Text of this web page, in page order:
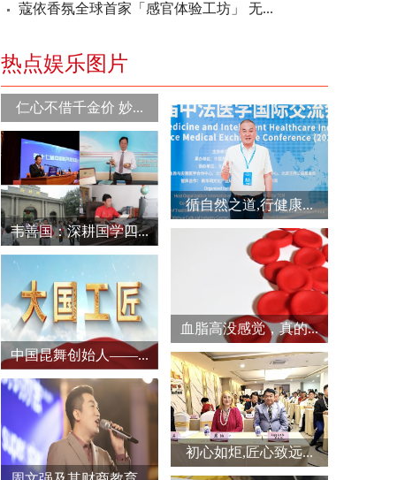
蔻依香氛全球首家「感官体验工坊」 无...
热点娱乐图片
仁心不借千金价 妙...
循自然之道,行健康...
韦善国：深耕国学四...
血脂高没感觉，真的...
中国昆舞创始人——...
初心如炬,匠心致远...